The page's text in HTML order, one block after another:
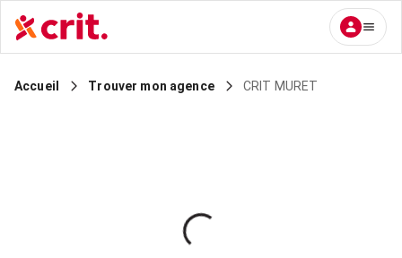
Accueil Trouver mon agence CRIT MURET